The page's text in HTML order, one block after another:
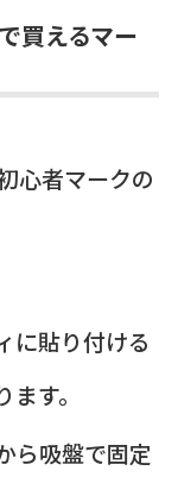
買えるマー
心者マークの
に貼り付ける
す。
ら吸盤で固定